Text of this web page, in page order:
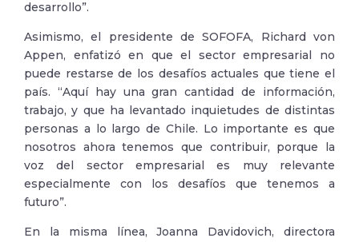
desarrollo”.
Asimismo, el presidente de SOFOFA, Richard von
Appen, enfatizó en que el sector empresarial no
puede restarse de los desafíos actuales que tiene el
país. “Aquí hay una gran cantidad de información,
trabajo, y que ha levantado inquietudes de distintas
personas a lo largo de Chile. Lo importante es que
nosotros ahora tenemos que contribuir, porque la
voz del sector empresarial es muy relevante
especialmente con los desafíos que tenemos a
futuro”.
En la misma línea, Joanna Davidovich, directora